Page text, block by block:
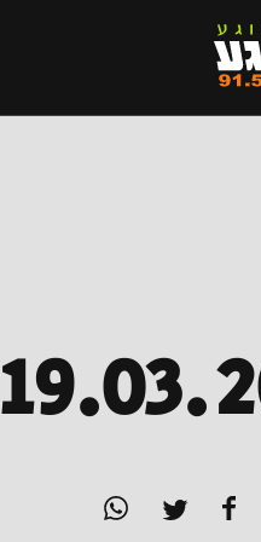
| בא בביט